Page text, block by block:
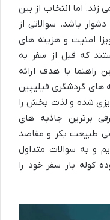
زند. اما انتخاب از بین
باشد. سوالاتی از
امنیت و هزینه های
که قبل از سفر به
راهنما با هدف ارائه
های گردشگری فیلیپین
شده و لذت بخش را
برترین جاذبه های
طبیعت بکر و مقاصد
و به سوالات متداول
کوله بار سفر خود را